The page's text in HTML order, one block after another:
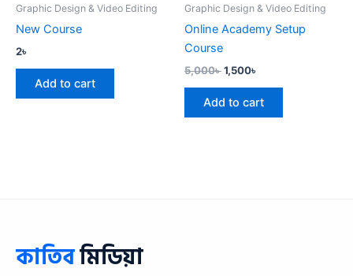
Graphic Design & Video Editing
New Course
2৳
Add to cart
Graphic Design & Video Editing
Online Academy Setup
Course
5,000৳1,500৳
Add to cart
কাতিবমিডিয়া